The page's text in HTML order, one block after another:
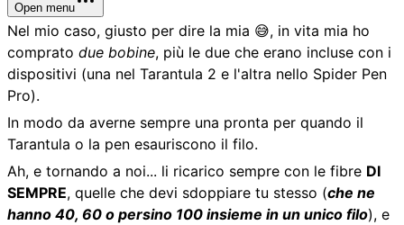
Open menu
Nel mio caso, giusto per dire la mia 😅, in vita mia ho
comprato due bobine, più le due che erano incluse con i
dispositivi (una nel Tarantula 2 e l'altra nello Spider Pen
Pro).
In modo da averne sempre una pronta per quando il
Tarantula o la pen esauriscono il filo.
Ah, e tornando a noi... li ricarico sempre con le fibre DI
SEMPRE, quelle che devi sdoppiare tu stesso (che ne
hanno 40, 60 o persino 100 insieme in un unico filo), e